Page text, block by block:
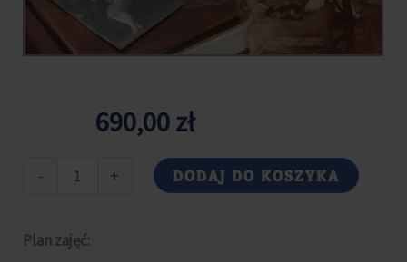
690,00zł
-
Rodowej
+ DODAJ DO KOSZYKA
Plan zajęć: